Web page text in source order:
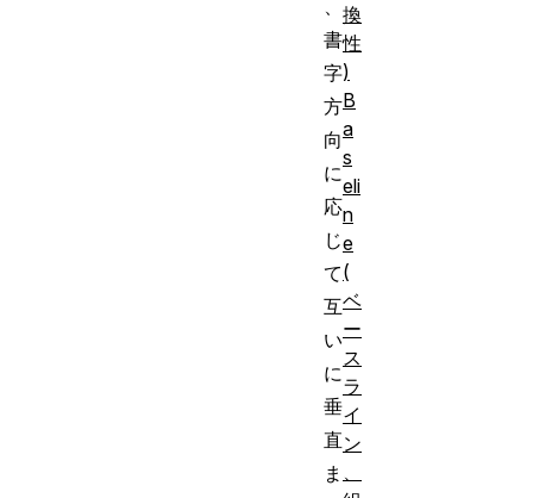
書
字
方
向
に
応
じ
て
互
い
に
垂
直
ま
換
性
)
B
a
s
eli
n
e
(
ベ
ー
ス
ラ
イ
ン
、